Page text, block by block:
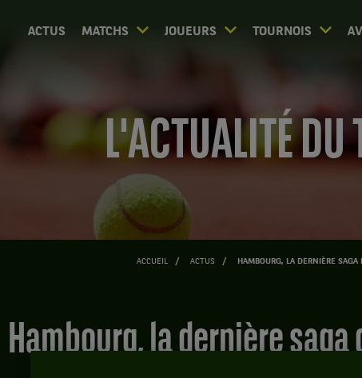
ACTUS MATCHS JOUEURS TOURNOIS
L'ACTUALITÉ DU
ACCUEIL ACTUS HAMBOURG, LA DERNIÈRE
Hambourg, la dernière